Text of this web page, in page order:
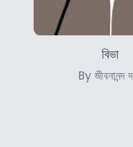
বিভা
By জীবনানন্দ